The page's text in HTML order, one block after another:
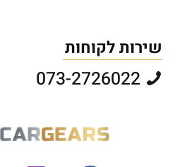
שירות לקוחות